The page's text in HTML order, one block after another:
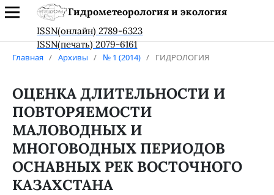
Гидрометеорология и экология
ISSN(онлайн) 2789-6323
ISSN(печать) 2079-6161
Главная / Архивы / № 1 (2014) / ГИДРОЛОГИЯ
ОЦЕНКА ДЛИТЕЛЬНОСТИ И
ПОВТОРЯЕМОСТИ
МАЛОВОДНЫХ И
МНОГОВОДНЫХ ПЕРИОДОВ
ОСНАВНЫХ РЕК ВОСТОЧНОГО
КАЗАХСТАНА